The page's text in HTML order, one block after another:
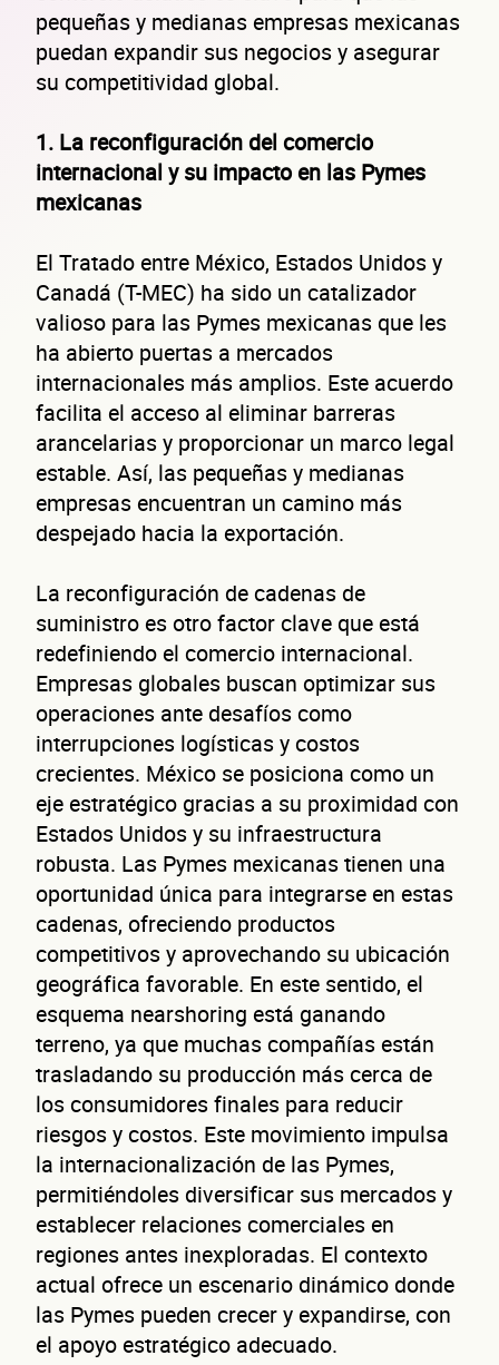
pequeñas y medianas empresas mexicanas
puedan expandir sus negocios y asegurar
su competitividad global.
1. La reconfiguración del comercio
internacional y su impacto en las Pymes
mexicanas
El Tratado entre México, Estados Unidos y
Canadá (T-MEC) ha sido un catalizador
valioso para las Pymes mexicanas que les
ha abierto puertas a mercados
internacionales más amplios. Este acuerdo
facilita el acceso al eliminar barreras
arancelarias y proporcionar un marco legal
estable. Así, las pequeñas y medianas
empresas encuentran un camino más
despejado hacia la exportación.
La reconfiguración de cadenas de
suministro es otro factor clave que está
redefiniendo el comercio internacional.
Empresas globales buscan optimizar sus
operaciones ante desafíos como
interrupciones logísticas y costos
crecientes. México se posiciona como un
eje estratégico gracias a su proximidad con
Estados Unidos y su infraestructura
robusta. Las Pymes mexicanas tienen una
oportunidad única para integrarse en estas
cadenas, ofreciendo productos
competitivos y aprovechando su ubicación
geográfica favorable. En este sentido, el
esquema nearshoring está ganando
terreno, ya que muchas compañías están
trasladando su producción más cerca de
los consumidores finales para reducir
riesgos y costos. Este movimiento impulsa
la internacionalización de las Pymes,
permitiéndoles diversificar sus mercados y
establecer relaciones comerciales en
regiones antes inexploradas. El contexto
actual ofrece un escenario dinámico donde
las Pymes pueden crecer y expandirse, con
el apoyo estratégico adecuado.